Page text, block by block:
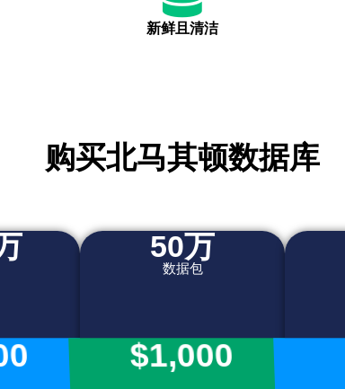
新鲜且清洁
购买北马其顿数据库
50万
数据包
$1,000